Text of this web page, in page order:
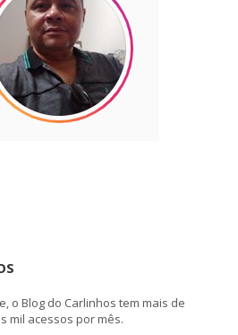
o Blog do Carlinhos tem mais de
mil acessos por mês.